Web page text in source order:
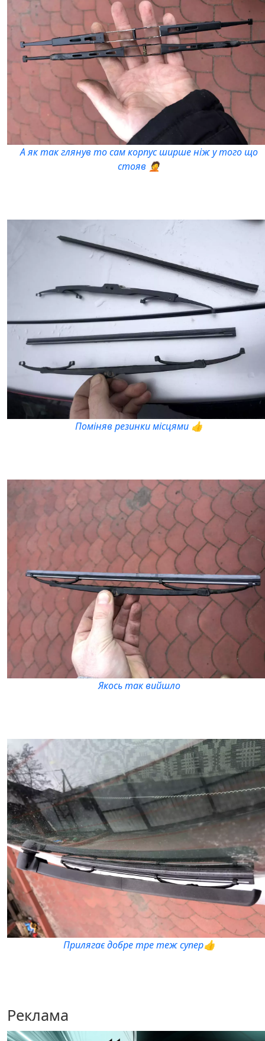
А як так глянув то сам корпус ширше ніж у того що
стояв 🤦
Поміняв резинки місцями 👍
Якось так вийшло
Прилягає добре тре теж супер👍
Реклама